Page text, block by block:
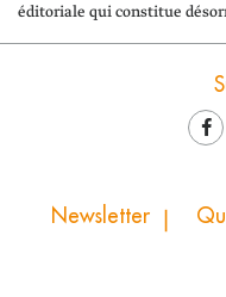
éditoriale qui constitue
Newsletter